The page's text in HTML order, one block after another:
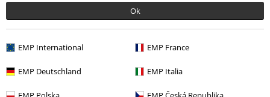
Ok
EMP International EMP France
EMP Deutschland EMP Italia
J’accepte de recevoir la newsletter d’EMP et que mes données
personnelles soient utilisées par EMP Mail Order UK Ltd pour m’envoyer
régulièrement des infos sur ses produits. Mes données seront traitées
accord à tout moment en contactant EMP Mail Order UK Ltd.
S'abonner